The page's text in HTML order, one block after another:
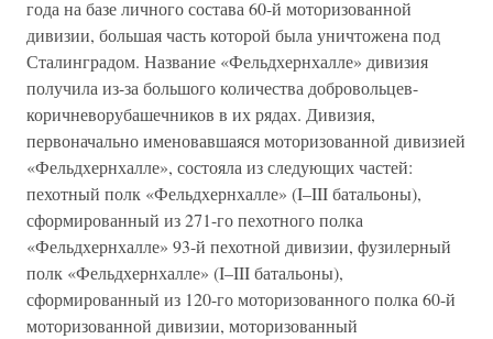
года на базе личного состава 60-й моторизованной
дивизии, большая часть которой была уничтожена под
Сталинградом. Название «Фельдхернхалле» дивизия
получила из-за большого количества добровольцев-
коричневорубашечников в их рядах. Дивизия,
первоначально именовавшаяся моторизованной дивизией
«Фельдхернхалле», состояла из следующих частей:
пехотный полк «Фельдхернхалле» (I–III батальоны),
сформированный из 271-го пехотного полка
«Фельдхернхалле» 93-й пехотной дивизии, фузилерный
полк «Фельдхернхалле» (I–III батальоны),
сформированный из 120-го моторизованного полка 60-й
моторизованной дивизии, моторизованный